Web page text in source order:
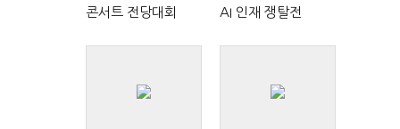
콘서트 전당대회 AI 인재 쟁탈전